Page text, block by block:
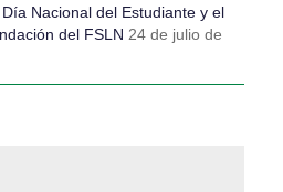
Nacional del Estudiante y el
del FSLN 24 de julio de